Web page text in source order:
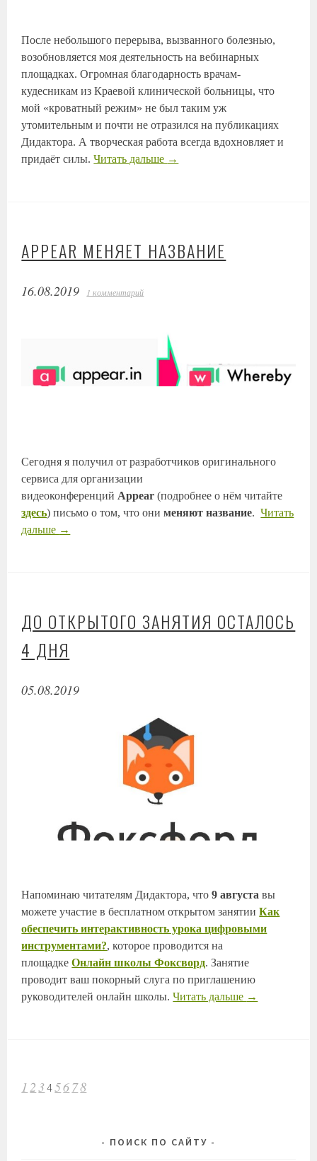
После небольшого перерыва, вызванного болезнью,
возобновляется моя деятельность на вебинарных
площадках. Огромная благодарность врачам-
кудесникам из Краевой клинической больницы, что
мой «кроватный режим» не был таким уж
утомительным и почти не отразился на публикациях
Дидактора. А творческая работа всегда вдохновляет и
придаёт силы.Читать дальше →
APPEAR МЕНЯЕТ НАЗВАНИЕ
16.08.2019 1 комментарий
Сегодня я получил от разработчиков оригинального
сервиса для организации
видеоконференций Appear(подробнее о нём читайте
здесь) письмо о том, что онименяют название.Читать
дальше →
ДО ОТКРЫТОГО ЗАНЯТИЯ ОСТАЛОСЬ
4 ДНЯ
05.08.2019
Напоминаю читателям Дидактора, что9 августа вы
можете участие в бесплатном открытом занятииКак
обеспечить интерактивность урока цифровыми
инструментами?, которое проводится на
площадкеОнлайн школы Фоксворд. Занятие
проводит ваш покорный слуга по приглашению
руководителей онлайн школы.Читать дальше →
НАВИГАЦИЯ
ПО
1 23456 78
ПОИСК ПО САЙТУ